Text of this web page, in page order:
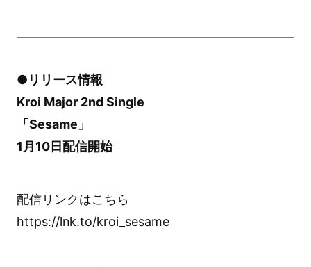
●リリース情報
Kroi Major 2nd Single
「Sesame」
1月10日配信開始
配信リンクはこちら
https://lnk.to/kroi_sesame